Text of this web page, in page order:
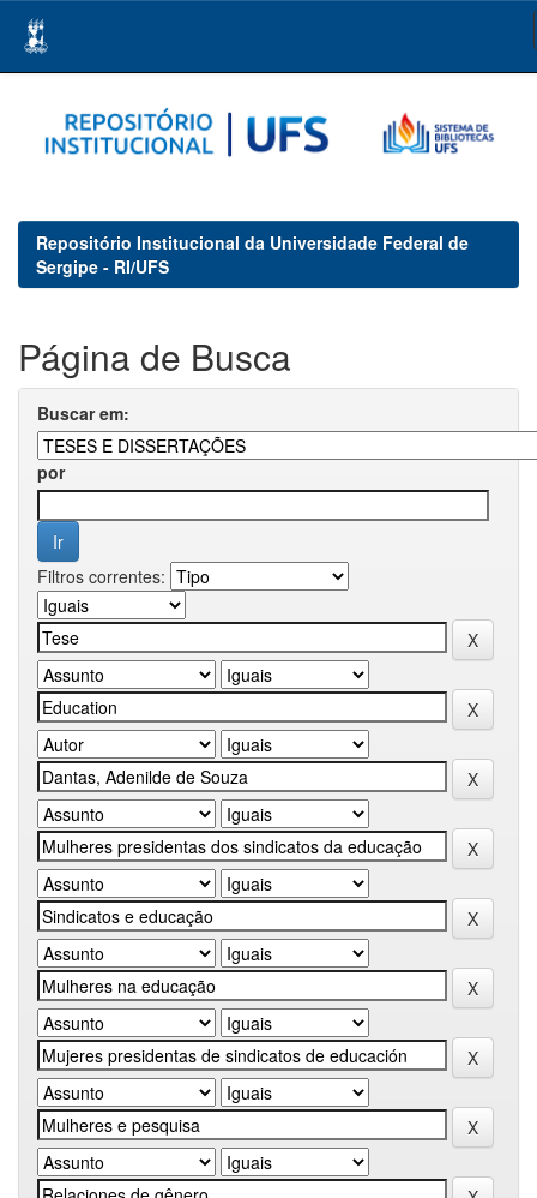
navigation
Repositório Institucional da Universidade Federal de
Sergipe - RI/UFS
Página de Busca
Buscar em:
por
Filtros correntes: